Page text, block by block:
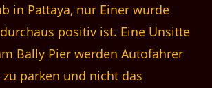
in Pattaya, nur Einer wurde
positiv ist. Eine Unsitte
Bally Pier werden Autofahrer
parken und nicht das